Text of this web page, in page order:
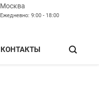
Москва
Ежедневно: 9:00 - 18:00
КОНТАКТЫ